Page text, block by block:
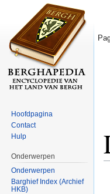
Hoofdpagina
Contact
Hulp
Onderwerpen
Onderwerpen
Barghief Index (Archief
HKB)